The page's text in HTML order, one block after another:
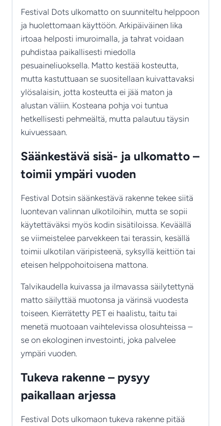
Festival Dots ulkomatto on suunniteltu helppoon
ja huolettomaan käyttöön. Arkipäiväinen lika
irtoaa helposti imuroimalla, ja tahrat voidaan
puhdistaa paikallisesti miedolla
pesuaineliuoksella. Matto kestää kosteutta,
mutta kastuttuaan se suositellaan kuivattavaksi
ylösalaisin, jotta kosteutta ei jää maton ja
alustan väliin. Kosteana pohja voi tuntua
hetkellisesti pehmeältä, mutta palautuu täysin
kuivuessaan.
Säänkestävä sisä- ja ulkomatto –
toimii ympäri vuoden
Festival Dotsin säänkestävä rakenne tekee siitä
luontevan valinnan ulkotiloihin, mutta se sopii
käytettäväksi myös kodin sisätiloissa. Keväällä
se viimeistelee parvekkeen tai terassin, kesällä
toimii ulkotilan väripisteenä, syksyllä keittiön tai
eteisen helppohoitoisena mattona.
Talvikaudella kuivassa ja ilmavassa säilytettynä
matto säilyttää muotonsa ja värinsä vuodesta
toiseen. Kierrätetty PET ei haalistu, taitu tai
menetä muotoaan vaihtelevissa olosuhteissa –
se on ekologinen investointi, joka palvelee
ympäri vuoden.
Tukeva rakenne – pysyy
paikallaan arjessa
Festival Dots ulkomaon tukeva rakenne pitää